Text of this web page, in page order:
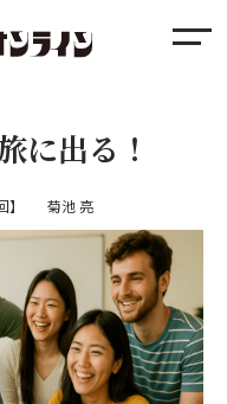
メ
に出る！
】 菊池 亮